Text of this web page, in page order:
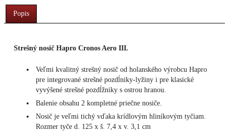
Popis
Strešný nosič Hapro Cronos Aero III.
Veľmi kvalitný strešný nosič od holanského výrobcu Hapro
pre integrované strešné pozdĺniky-lyžiny i pre klasické
vyvýšené strešné pozdĺžniky s ostrou hranou.
Balenie obsahu 2 kompletné priečne nosiče.
Nosič je veľmi tichý vďaka krídlovým hliníkovým tyčiam.
Rozmer tyče d. 125 x š. 7,4 x v. 3,1 cm